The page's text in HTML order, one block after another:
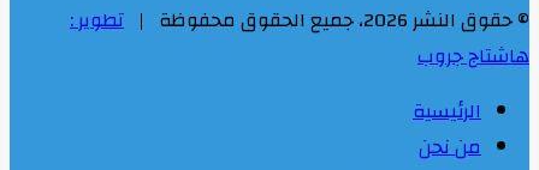
© حقوق النشر 2026، جميع الحقوق محفوظة |
تطوير :
هاشتاج جروب
الرئيسية
من نحن